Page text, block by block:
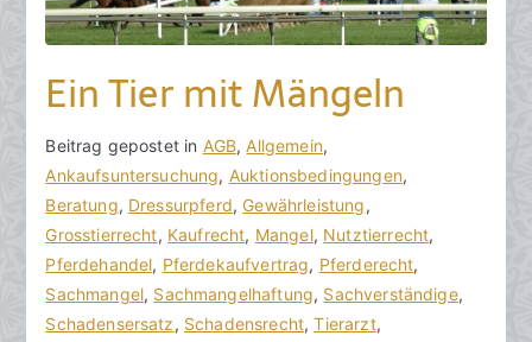
Ein Tier mit Mängeln
V
o
n
h
o
r
a
B
e
i
t
r
a
g
Beitrag gepostet in AGB, Allgemein,
Ankaufsuntersuchung, Auktionsbedingungen,
Beratung, Dressurpferd, Gewährleistung,
Grosstierrecht, Kaufrecht, Mangel, Nutztierrecht,
Pferdehandel, Pferdekaufvertrag, Pferderecht,
Sachmangel, Sachmangelhaftung, Sachverständige,
Schadensersatz, Schadensrecht,Tierarzt,
K
e
i
n
e
K
o